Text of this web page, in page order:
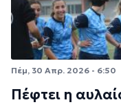
Πέμ, 30 Απρ. 2026 - 6:50
Πέφτει η